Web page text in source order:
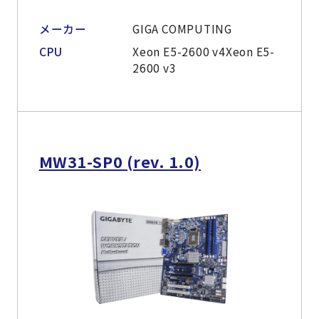
メーカー
GIGA COMPUTING
CPU
Xeon E5-2600 v4Xeon E5-
2600 v3
MW31-SP0 (rev. 1.0)